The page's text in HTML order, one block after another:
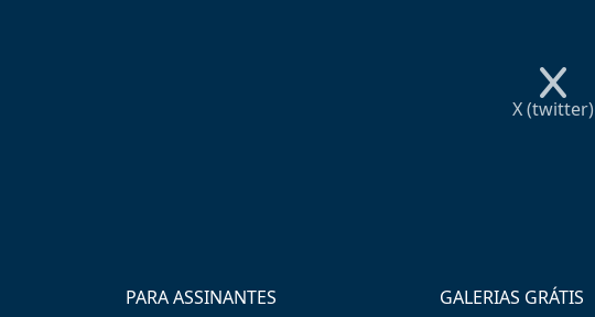
X (twitter)
PARA ASSINANTES
GALERIAS GRÁTIS